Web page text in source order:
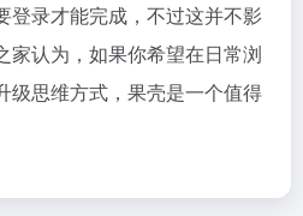
登录才能完成，不过这并不影
家认为，如果你希望在日常浏
级思维方式，果壳是一个值得